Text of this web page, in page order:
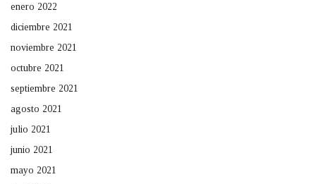
enero 2022
diciembre 2021
noviembre 2021
octubre 2021
septiembre 2021
agosto 2021
julio 2021
junio 2021
mayo 2021